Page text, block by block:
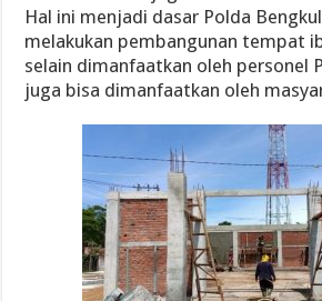
Hal ini menjadi dasar Polda
melakukan pembangunan tempat
selain dimanfaatkan oleh personel
juga bisa dimanfaatkan oleh